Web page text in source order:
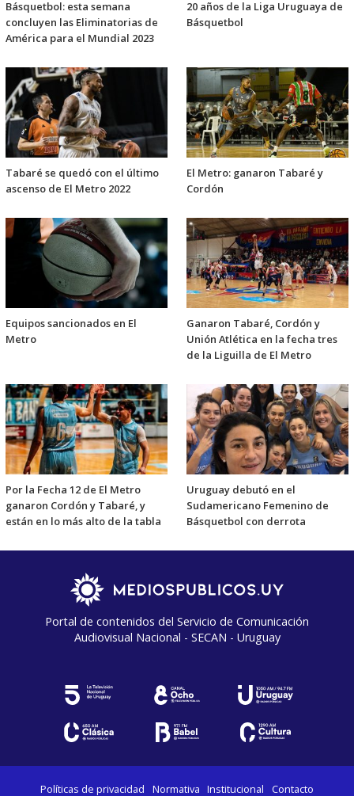
Básquetbol: esta semana
concluyen las Eliminatorias de
América para el Mundial 2023
20 años de la Liga Uruguaya de
Básquetbol
Tabaré se quedó con el último
ascenso de El Metro 2022
El Metro: ganaron Tabaré y
Cordón
Equipos sancionados en El
Metro
Ganaron Tabaré, Cordón y
Unión Atlética en la fecha tres
de la Liguilla de El Metro
Por la Fecha 12 de El Metro
ganaron Cordón y Tabaré, y
están en lo más alto de la tabla
Uruguay debutó en el
Sudamericano Femenino de
Básquetbol con derrota
Portal de contenidos del Servicio de Comunicación
Audiovisual Nacional - SECAN - Uruguay
Políticas de privacidad Normativa Institucional Contacto